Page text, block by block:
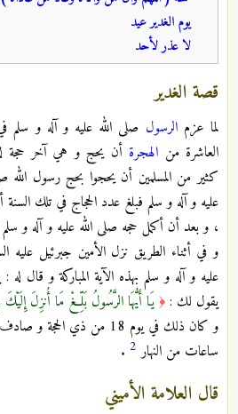
يوم الغدير عيد
لا عذر لأحد
قصة الغدير
لما عزمالرسول صلى الله عليه و آله و سلم
العاشرة من الهجرة أن يحج و هي آخر حجة
كثير من المسلمين أن يحجوا بحج رسول الله
، و بعد أن أكمل حجه صلى الله عليه و آله و سلم
و في أثناء الطريق نزل الأمين جبرئيل عليه
عليه و آله و سلم بهذه الآية المباركة و قال له
يقول لك : ﴿ يَا أَيُّهَا الرَّسُولُ بَلِّغْ مَا أُنزِلَ
و كان ذلك في يوم 18 من ذي
ساعات من النهار 2
.
قال العلامة الأميني